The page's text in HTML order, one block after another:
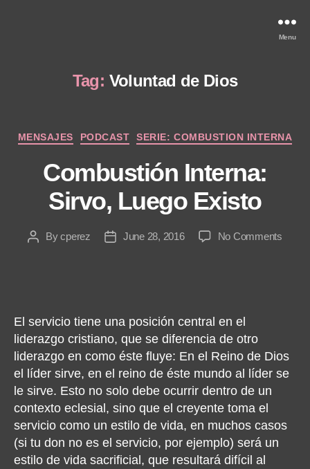
Menu
Tag: Voluntad de Dios
Categories
MENSAJES PODCAST SERIE: COMBUSTION INTERNA
Combustión Interna:
Sirvo, Luego Existo
PostBycperez
PostJune 28, 2016 No Commentson
El servicio tiene una posición central en el
liderazgo cristiano, que se diferencia de otro
liderazgo en como éste fluye: En el Reino de Dios
el líder sirve, en el reino de éste mundo al líder se
le sirve. Esto no solo debe ocurrir dentro de un
contexto eclesial, sino que el creyente toma el
servicio como un estilo de vida, en muchos casos
(si tu don no es el servicio, por ejemplo) será un
estilo de vida sacrificial, que resultará difícil al